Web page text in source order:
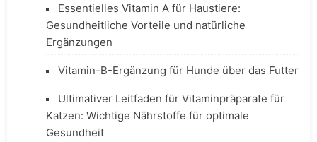
Essentielles Vitamin A für Haustiere:
Gesundheitliche Vorteile und natürliche
Ergänzungen
Vitamin-B-Ergänzung für Hunde über das Futter
Ultimativer Leitfaden für Vitaminpräparate für
Katzen: Wichtige Nährstoffe für optimale
Gesundheit